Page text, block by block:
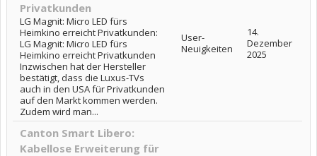
Privatkunden
LG Magnit: Micro LED fürs
Heimkino erreicht Privatkunden:
LG Magnit: Micro LED fürs
Heimkino erreicht Privatkunden
Inzwischen hat der Hersteller
bestätigt, dass die Luxus-TVs
auch in den USA für Privatkunden
auf den Markt kommen werden.
Zudem wird man...
User-
Neuigkeiten
14.
Dezember
2025
Canton Smart Libero:
Kabellose Erweiterung für